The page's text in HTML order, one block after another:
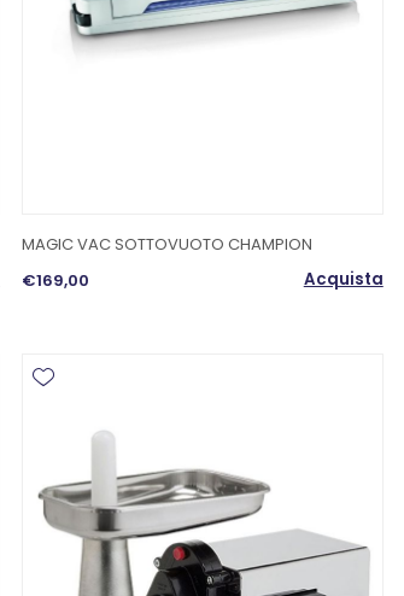
MAGIC VAC SOTTOVUOTO CHAMPION
€169,00
Acquista